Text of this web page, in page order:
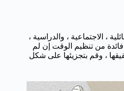
، الاجتماعية ، والدراسية ،
فائدة من تنظيم الوقت إن لم
، وقم بتجزيئها على شكل